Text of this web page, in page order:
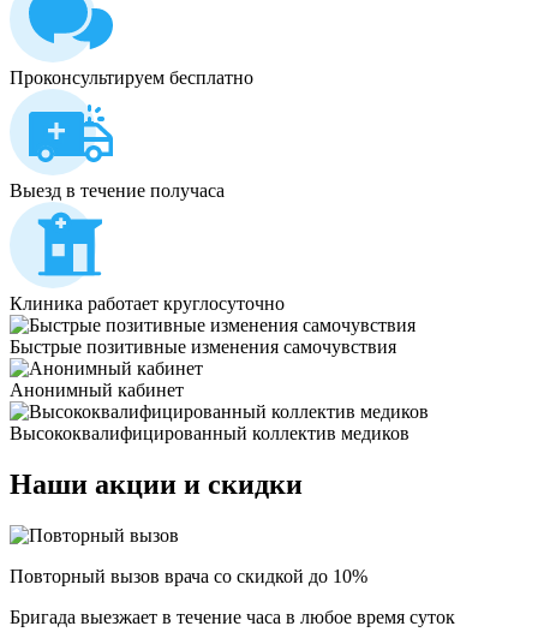
Проконсультируем бесплатно
Выезд в течение получаса
Клиника работает круглосуточно
Быстрые позитивные изменения самочувствия
Анонимный кабинет
Высококвалифицированный коллектив медиков
Наши акции и скидки
Повторный вызов врача со скидкой до 10%
Бригада выезжает в течение часа в любое время суток